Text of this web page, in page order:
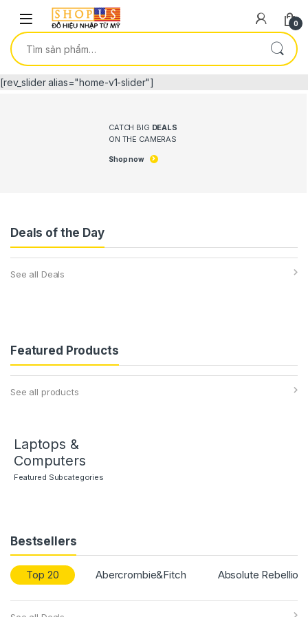
Skip to navigation
Skip to content
0
Tìm kiếm:
[rev_slider alias="home-v1-slider"]
CATCH BIG DEALS
ON THE CAMERAS
Shop now
Deals of the Day
See all Deals
Featured Products
See all products
Laptops &
Computers
Featured Subcategories
Bestsellers
Top 20 Abercrombie&Fitch Absolute Rebellion